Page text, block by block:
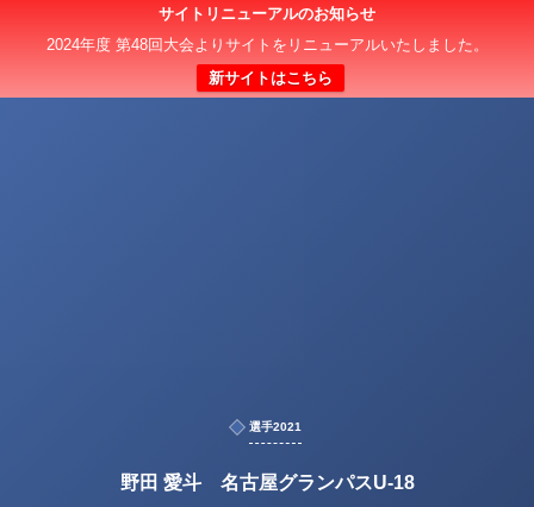
サイトリニューアルのお知らせ
2024年度 第48回大会よりサイトをリニューアルいたしました。
新サイトはこちら
選手2021
野田 愛斗 名古屋グランパスU-18